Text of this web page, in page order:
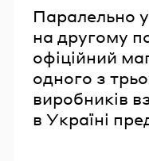
Паралельно
на другому
офіційний
одного з
виробників
в Україні